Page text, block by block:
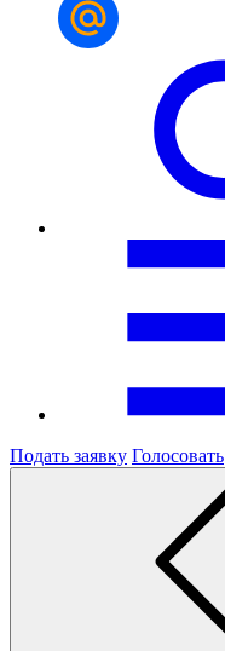
Подать заявку Голосовать